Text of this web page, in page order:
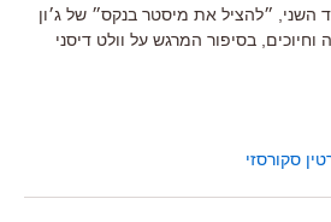
השני, ״להציל את מיסטר בנקס״ של ג׳ון
בסיפור המרגש על וולט דיסני
סקורסזי